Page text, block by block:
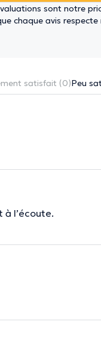
sont notre
chaque avis
satisfait (0)Peu
l’écoute.